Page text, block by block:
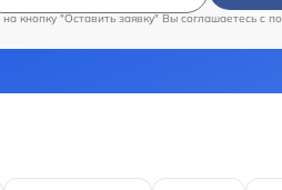
кнопку "Оставить заявку" Вы соглашаетесь c